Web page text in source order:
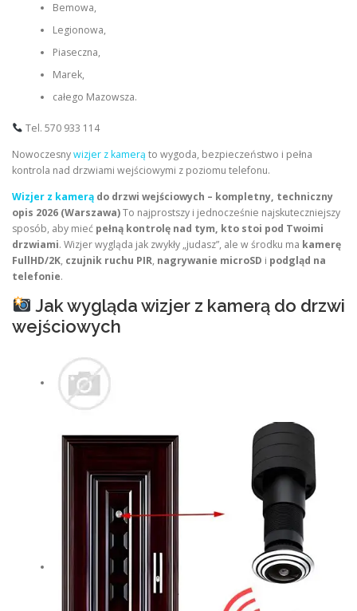
Bemowa,
Legionowa,
Piaseczna,
Marek,
całego Mazowsza.
Tel. 570 933 114
Nowoczesnywizjer z kamerą to wygoda, bezpieczeństwo i pełna
kontrola nad drzwiami wejściowymi z poziomu telefonu.
Wizjer z kamerą do drzwi wejściowych – kompletny, techniczny
opis 2026 (Warszawa)To najprostszy i jednocześnie najskuteczniejszy
sposób, aby mieć pełną kontrolę nad tym, kto stoi pod Twoimi
drzwiami. Wizjer wygląda jak zwykły „judasz”, ale w środku ma kamerę
FullHD/2K, czujnik ruchu PIR, nagrywanie microSD i podgląd na
telefonie.
Jak wygląda wizjer z kamerą do drzwi
wejściowych